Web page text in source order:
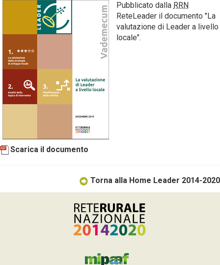
Pubblicato dalla RRN
ReteLeader il documento "La
valutazione di Leader a livello
locale".
Scarica il documento
Torna alla Home Leader 2014-2020